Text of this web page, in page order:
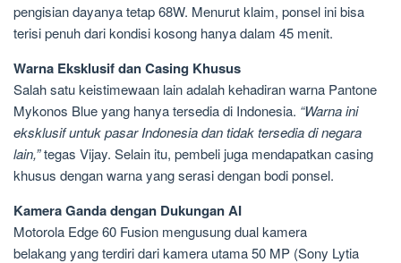
pengisian dayanya tetap 68W. Menurut klaim, ponsel ini bisa
terisi penuh dari kondisi kosong hanya dalam 45 menit.
Warna Eksklusif dan Casing Khusus
Salah satu keistimewaan lain adalah kehadiran warna Pantone
Mykonos Blue yang hanya tersedia di Indonesia. “Warna ini
eksklusif untuk pasar Indonesia dan tidak tersedia di negara
lain,”tegas Vijay. Selain itu, pembeli juga mendapatkan casing
khusus dengan warna yang serasi dengan bodi ponsel.
Kamera Ganda dengan Dukungan AI
Motorola Edge 60 Fusion mengusung dual kamera
belakang yang terdiri dari kamera utama 50 MP (Sony Lytia